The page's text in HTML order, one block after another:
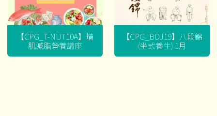
【CPG_T-NUT10A】增
肌減脂營養講座
【CPG_BDJ19】八段錦
(坐式養生) 1月